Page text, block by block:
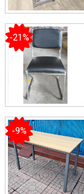
-21%
-9%